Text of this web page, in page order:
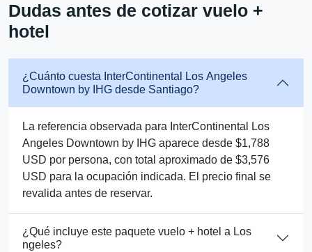
Dudas antes de cotizar vuelo +
hotel
¿Cuánto cuesta InterContinental Los Angeles
Downtown by IHG desde Santiago?
La referencia observada para InterContinental Los
Angeles Downtown by IHG aparece desde $1,788
USD por persona, con total aproximado de $3,576
USD para la ocupación indicada. El precio final se
revalida antes de reservar.
¿Qué incluye este paquete vuelo + hotel a Los
ngeles?